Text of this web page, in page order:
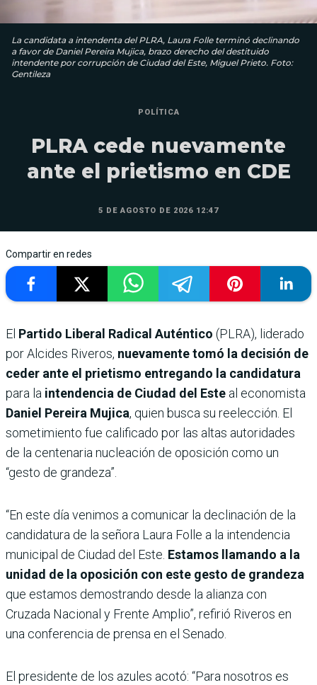
La candidata a intendenta del PLRA, Laura Folle terminó declinando
a favor de Daniel Pereira Mujica, brazo derecho del destituido
intendente por corrupción de Ciudad del Este, Miguel Prieto. Foto:
Gentileza
POLÍTICA
PLRA cede nuevamente
ante el prietismo en CDE
5 DE AGOSTO DE 2026 12:47
Compartir en redes
El Partido Liberal Radical Auténtico (PLRA), liderado
por Alcides Riveros, nuevamente tomó la decisión de
ceder ante el prietismo entregando la candidatura
para la intendencia de Ciudad del Este al economista
Daniel Pereira Mujica, quien busca su reelección. El
sometimiento fue calificado por las altas autoridades
de la centenaria nucleación de oposición como un
“gesto de grandeza”.
“En este día venimos a comunicar la declinación de la
candidatura de la señora Laura Folle a la intendencia
municipal de Ciudad del Este. Estamos llamando a la
unidad de la oposición con este gesto de grandeza
que estamos demostrando desde la alianza con
Cruzada Nacional y Frente Amplio”, refirió Riveros en
una conferencia de prensa en el Senado.
El presidente de los azules acotó: “Para nosotros es